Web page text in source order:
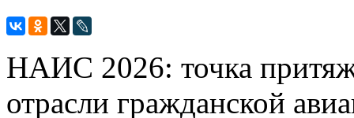
НАИС 2026: точка
отрасли гражданской